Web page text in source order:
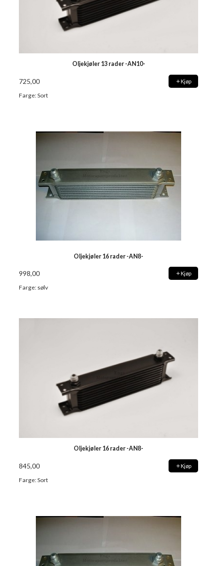
Oljekjøler 13 rader -AN10-
725,00 Kjøp
Farge: Sort
Oljekjøler 16 rader -AN8-
998,00 Kjøp
Farge: sølv
Oljekjøler 16 rader -AN8-
845,00 Kjøp
Farge: Sort